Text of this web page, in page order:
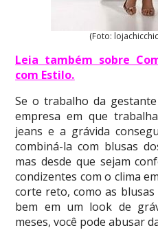
(Foto:
Leia também sobre
com Estilo.
Se o trabalho da
empresa em que
jeans e a grávida
combiná-la com blusas
mas desde que sejam
condizentes com o clima
corte reto, como as
bem em um look de
meses, você pode abusar